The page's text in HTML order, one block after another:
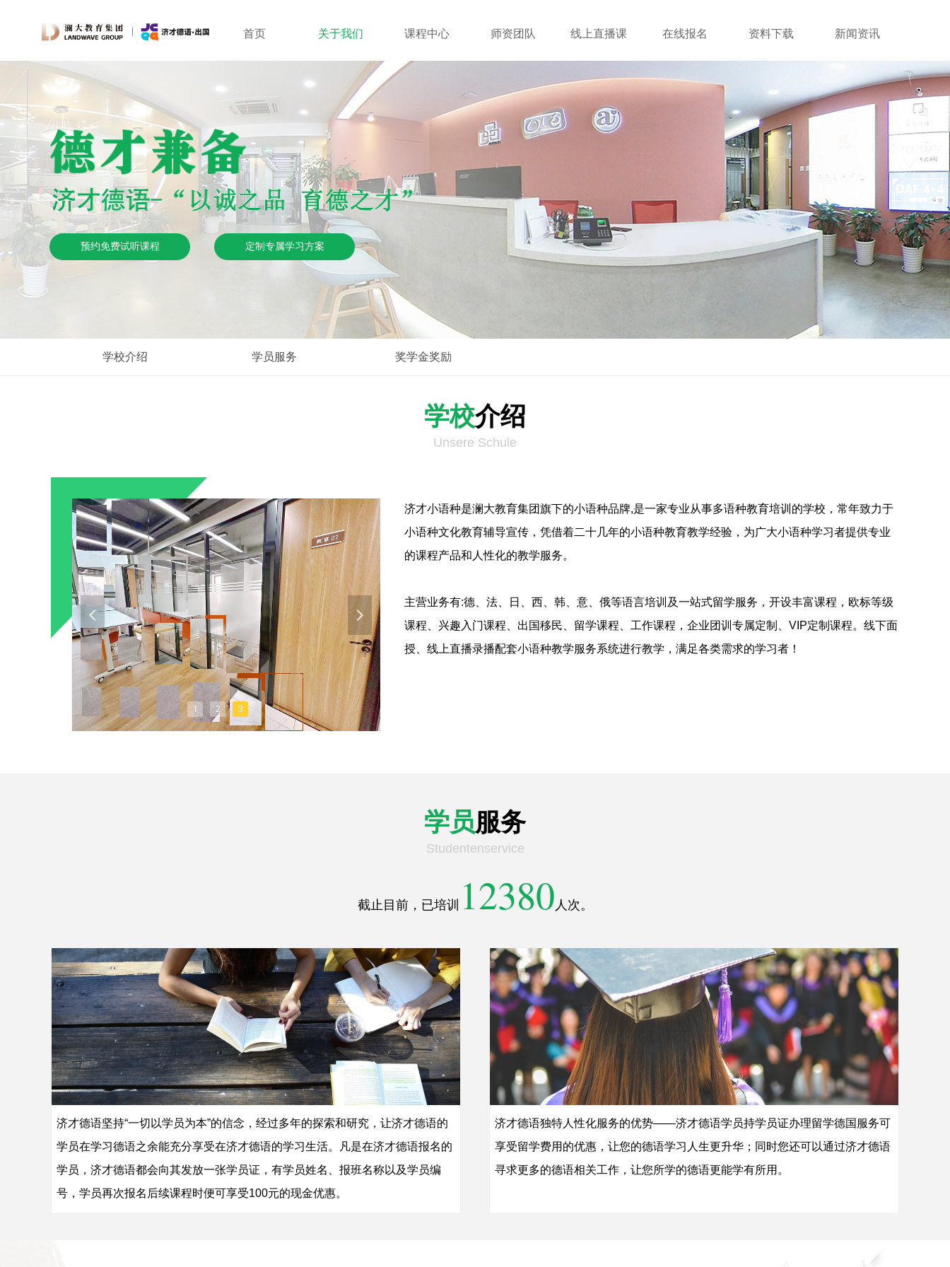
首页 关于我们 课程中心 师资团队 线上直播课 在线报名 资料下载 新闻资讯
定制专属学习方案
预约免费试听课程
学校介绍 学员服务 奖学金奖励
学校介绍
济才小语种是澜大教育集团旗下的小语种品牌,是一家专业从事多语种教育培训的学校，常年致力于
小语种文化教育辅导宣传，凭借着二十几年的小语种教育教学经验，为广大小语种学习者提供专业
的课程产品和人性化的教学服务。
主营业务有:德、法、日、西、韩、意、俄等语言培训及一站式留学服务，开设丰富课程，欧标等级
课程、兴趣入门课程、出国移民、留学课程、工作课程，企业团训专属定制、VIP定制课程。线下面
授、线上直播录播配套小语种教学服务系统进行教学，满足各类需求的学习者！
Unsere Schule
1 2 3
넳 넲
截止目前，已培训 12380 人次。
学员服务
Studentenservice
济才德语坚持“一切以学员为本”的信念，经过多年的探索和研究，让济才德语的
学员在学习德语之余能充分享受在济才德语的学习生活。凡是在济才德语报名的
学员，济才德语都会向其发放一张学员证，有学员姓名、报班名称以及学员编
号，学员再次报名后续课程时便可享受100元的现金优惠。
济才德语独特人性化服务的优势——济才德语学员持学员证办理留学德国服务可
享受留学费用的优惠，让您的德语学习人生更升华；同时您还可以通过济才德语
寻求更多的德语相关工作，让您所学的德语更能学有所用。